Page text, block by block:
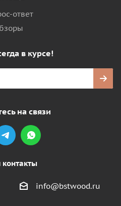
ответ
в курсе!
на связи
info@bstwood.ru